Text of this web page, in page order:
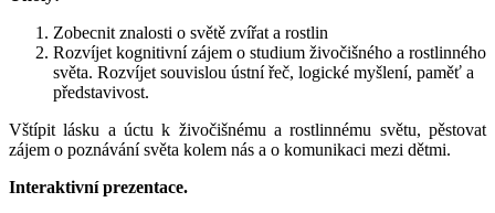
Zobecnit znalosti o světě zvířat a rostlin
Rozvíjet kognitivní zájem o studium živočišného a rostlinného
světa. Rozvíjet souvislou ústní řeč, logické myšlení, paměť a
představivost.
Vštípit lásku a úctu k živočišnému a rostlinnému světu, pěstovat
zájem o poznávání světa kolem nás a o komunikaci mezi dětmi.
Interaktivní prezentace.